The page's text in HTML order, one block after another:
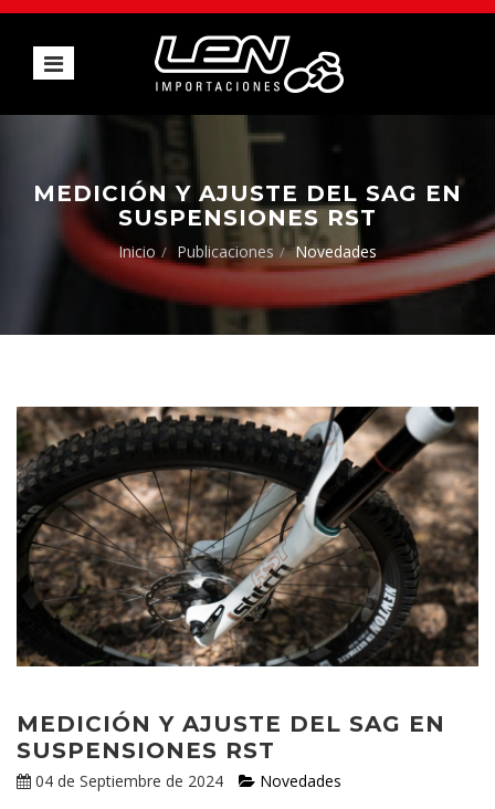
MEDICIÓN Y AJUSTE DEL SAG EN
SUSPENSIONES RST
Inicio / Publicaciones / Novedades
MEDICIÓN Y AJUSTE DEL SAG EN
SUSPENSIONES RST
04 de Septiembre de 2024 Novedades